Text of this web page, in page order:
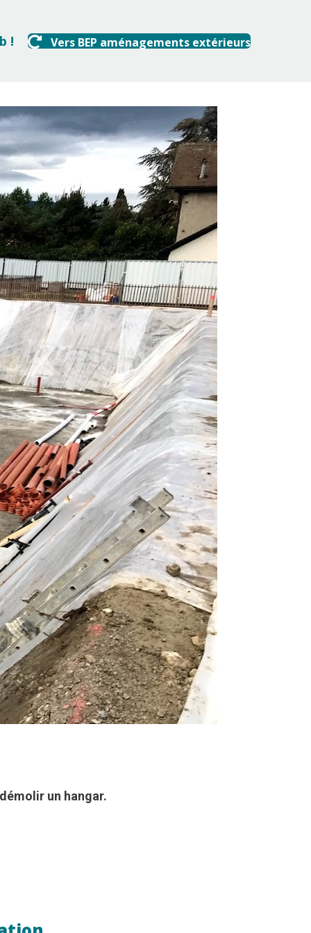
! Vers BEP aménagements extérieurs
un hangar.